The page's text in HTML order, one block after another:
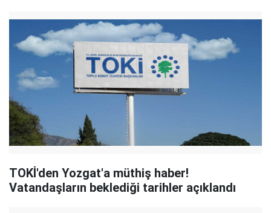
TOKİ'den Yozgat'a müthiş haber!
Vatandaşların beklediği tarihler açıklandı